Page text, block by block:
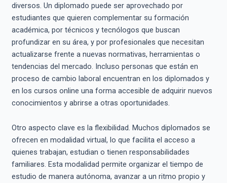
diversos. Un diplomado puede ser aprovechado por
estudiantes que quieren complementar su formación
académica, por técnicos y tecnólogos que buscan
profundizar en su área, y por profesionales que necesitan
actualizarse frente a nuevas normativas, herramientas o
tendencias del mercado. Incluso personas que están en
proceso de cambio laboral encuentran en los diplomados y
en los cursos online una forma accesible de adquirir nuevos
conocimientos y abrirse a otras oportunidades.
Otro aspecto clave es la flexibilidad. Muchos diplomados se
ofrecen en modalidad virtual, lo que facilita el acceso a
quienes trabajan, estudian o tienen responsabilidades
familiares. Esta modalidad permite organizar el tiempo de
estudio de manera autónoma, avanzar a un ritmo propio y